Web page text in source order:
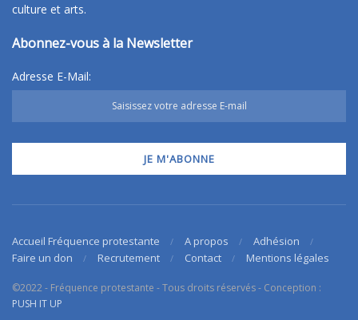
culture et arts.
Abonnez-vous à la Newsletter
Adresse E-Mail:
Accueil Fréquence protestante A propos
Adhésion
Faire un don
Recrutement Contact Mentions légales
©2022 - Fréquence protestante - Tous droits réservés - Conception :
PUSH IT UP